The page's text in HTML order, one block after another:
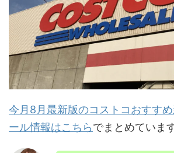
今月8月最新版のコストコおすす
ール情報はこちらでまとめています